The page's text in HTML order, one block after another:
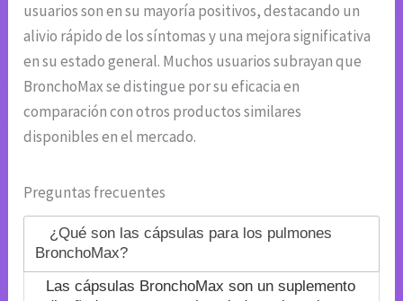
usuarios son en su mayoría positivos, destacando un
alivio rápido de los síntomas y una mejora significativa
en su estado general. Muchos usuarios subrayan que
BronchoMax se distingue por su eficacia en
comparación con otros productos similares
disponibles en el mercado.
Preguntas frecuentes
¿Qué son las cápsulas para los pulmones
BronchoMax?
Las cápsulas BronchoMax son un suplemento